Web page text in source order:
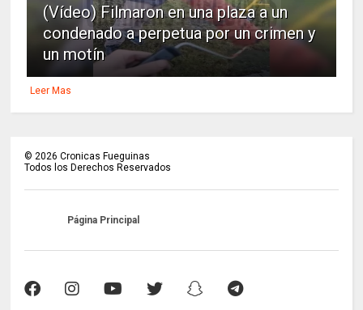
(Vídeo) Filmaron en una plaza a un
condenado a perpetua por un crimen y
un motín
Leer Mas
© 2026 Cronicas Fueguinas
Todos los Derechos Reservados
Página Principal